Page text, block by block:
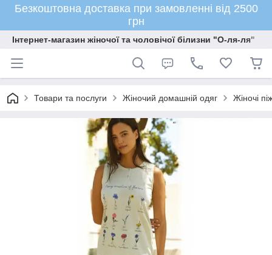
Безкоштовна доставка при замовленні від 2500
грн
Інтернет-магазин жіночої та чоловічої білизни "О-ля-ля"
Товари та послуги Жіночий домашній одяг Жіночі